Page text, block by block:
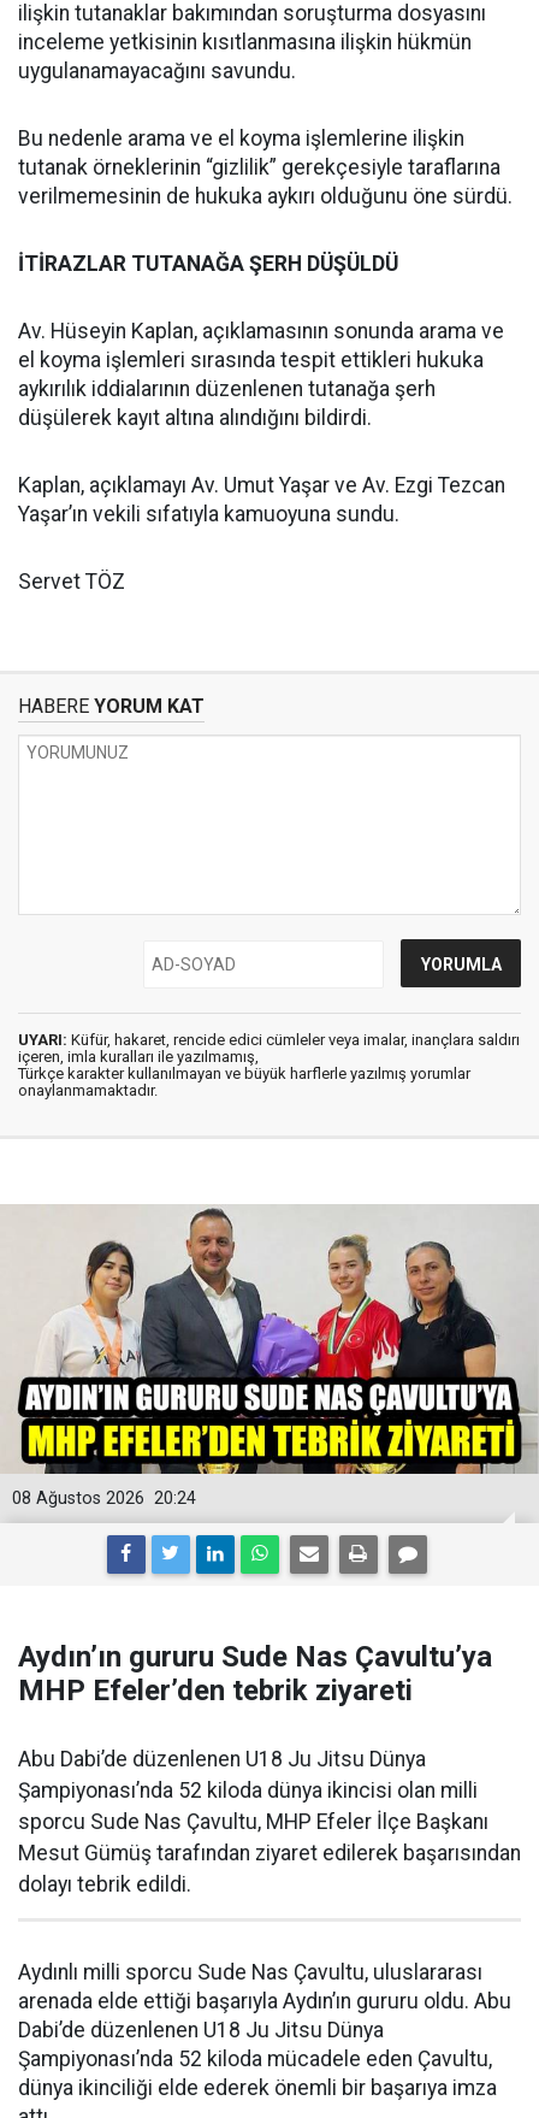
ilişkin tutanaklar bakımından soruşturma dosyasını
inceleme yetkisinin kısıtlanmasına ilişkin hükmün
uygulanamayacağını savundu.
Bu nedenle arama ve el koyma işlemlerine ilişkin
tutanak örneklerinin “gizlilik” gerekçesiyle taraflarına
verilmemesinin de hukuka aykırı olduğunu öne sürdü.
İTİRAZLAR TUTANAĞA ŞERH DÜŞÜLDÜ
Av. Hüseyin Kaplan, açıklamasının sonunda arama ve
el koyma işlemleri sırasında tespit ettikleri hukuka
aykırılık iddialarının düzenlenen tutanağa şerh
düşülerek kayıt altına alındığını bildirdi.
Kaplan, açıklamayı Av. Umut Yaşar ve Av. Ezgi Tezcan
Yaşar’ın vekili sıfatıyla kamuoyuna sundu.
Servet TÖZ
HABERE YORUM KAT
UYARI: Küfür, hakaret, rencide edici cümleler veya imalar, inançlara saldırı
içeren, imla kuralları ile yazılmamış,
Türkçe karakter kullanılmayan ve büyük harflerle yazılmış yorumlar
onaylanmamaktadır.
20:24
08 Ağustos 2026
Aydın’ın gururu Sude Nas Çavultu’ya
MHP Efeler’den tebrik ziyareti
Abu Dabi’de düzenlenen U18 Ju Jitsu Dünya
Şampiyonası’nda 52 kiloda dünya ikincisi olan milli
sporcu Sude Nas Çavultu, MHP Efeler İlçe Başkanı
Mesut Gümüş tarafından ziyaret edilerek başarısından
dolayı tebrik edildi.
Aydınlı milli sporcu Sude Nas Çavultu, uluslararası
arenada elde ettiği başarıyla Aydın’ın gururu oldu. Abu
Dabi’de düzenlenen U18 Ju Jitsu Dünya
Şampiyonası’nda 52 kiloda mücadele eden Çavultu,
dünya ikinciliği elde ederek önemli bir başarıya imza